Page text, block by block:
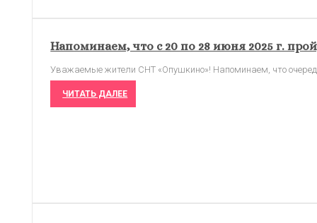
Напоминаем, что с 20 по 28 июня 2025 г.
Уважаемые жители СНТ «Опушкино»! Напоминаем, что
ЧИТАТЬ ДАЛЕЕ